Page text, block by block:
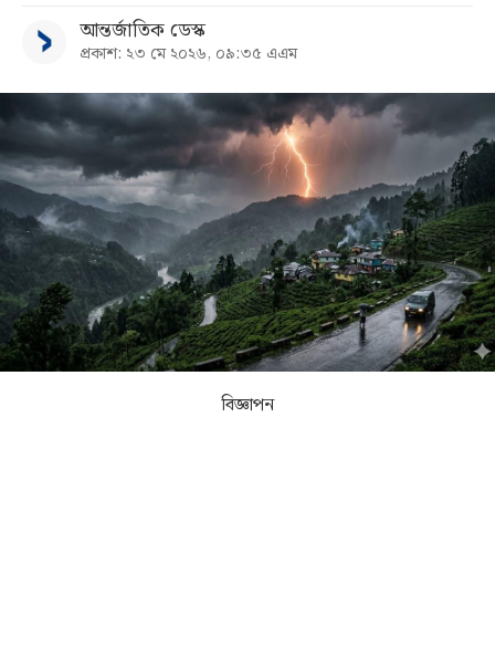
বিভাগ
আর্কাইভ
কনভার্টার
আন্তর্জাতিক ডেস্ক
প্রকাশ: ২৩ মে ২০২৬, ০৯:৩৫ এএম
বিজ্ঞাপন